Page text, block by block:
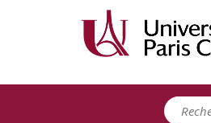
Panneau de gestion des cookies